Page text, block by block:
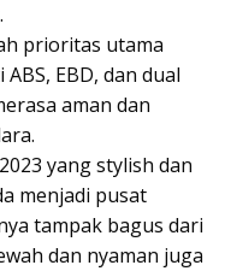
prioritas utama
EBD, dan dual
aman dan
yang stylish dan
menjadi pusat
tampak bagus dari
dan nyaman juga